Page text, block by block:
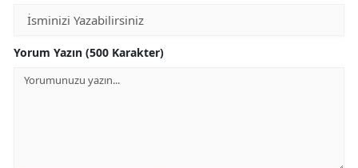
Yorum Yazın (500 Karakter)